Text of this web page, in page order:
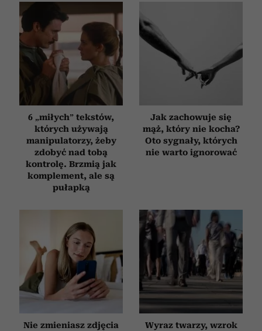
6 „miłych” tekstów,
których używają
manipulatorzy, żeby
zdobyć nad tobą
kontrolę. Brzmią jak
komplement, ale są
pułapką
Jak zachowuje się
mąż, który nie kocha?
Oto sygnały, których
nie warto ignorować
Nie zmieniasz zdjęcia
Wyraz twarzy, wzrok